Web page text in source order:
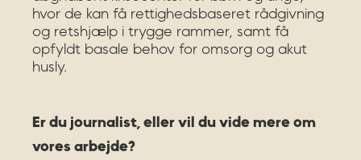
hvor de kan få rettighedsbaseret rådgivning
og retshjælp i trygge rammer, samt få
opfyldt basale behov for omsorg og akut
husly.
Er du journalist, eller vil du vide mere om
vores arbejde?